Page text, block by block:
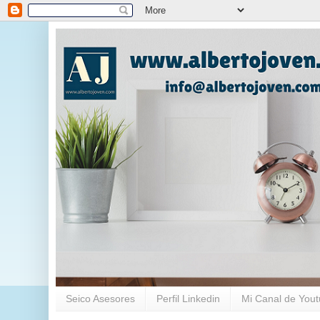
Seico Asesores Perfil Linkedin Mi Canal de